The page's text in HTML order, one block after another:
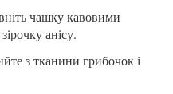
чашку кавовими
анісу.
з тканини грибочок і